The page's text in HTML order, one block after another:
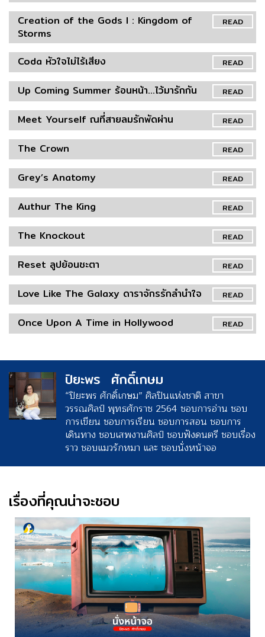
READ
Creation of the Gods I : Kingdom of
Storms
READ
Coda หัวใจไม่ไร้เสียง
READ
Up Coming Summer ร้อนหน้า…ไว้มารักกัน
READ
Meet Yourself ณที่สายลมรักพัดผ่าน
READ
The Crown
READ
Grey’s Anatomy
READ
Authur The King
READ
The Knockout
READ
Reset ลูปย้อนชะตา
READ
Love Like The Galaxy ดาราจักรรักลำนำใจ
READ
Once Upon A Time in Hollywood
ปิยะพร ศักดิ์เกษม
“ปิยะพร ศักดิ์เกษม” ศิลปินแห่งชาติ สาขา
วรรณศิลป์ พุทธศักราช 2564 ชอบการอ่าน ชอบ
การเขียน ชอบการเรียน ชอบการสอน ชอบการ
เดินทาง ชอบเสพงานศิลป์ ชอบฟังดนตรี ชอบเรื่อง
ราว ชอบแมวรักหมา และ ชอบนั่งหน้าจอ
เรื่องที่คุณน่าจะชอบ